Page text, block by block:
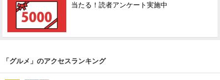
当たる！読者アンケート実施中
「グルメ」のアクセスランキング